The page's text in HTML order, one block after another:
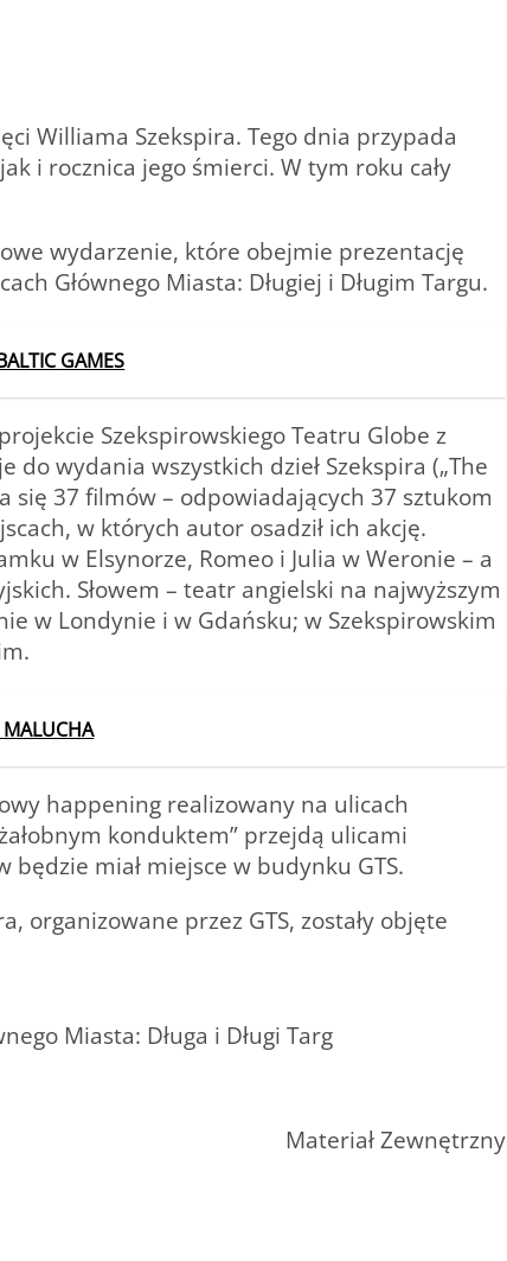
Williama Szekspira. Tego dnia przypada
i rocznica jego śmierci. W tym roku cały
wydarzenie, które obejmie prezentację
Głównego Miasta: Długiej i Długim Targu.
GAMES
Szekspirowskiego Teatru Globe z
do wydania wszystkich dzieł Szekspira („The
się 37 filmów – odpowiadających 37 sztukom
w których autor osadził ich akcję.
w Elsynorze, Romeo i Julia w Weronie – a
Słowem – teatr angielski na najwyższym
w Londynie i w Gdańsku; w Szekspirowskim
happening realizowany na ulicach
konduktem” przejdą ulicami
miał miejsce w budynku GTS.
organizowane przez GTS, zostały objęte
Miasta: Długa i Długi Targ
Materiał Zewnętrzny